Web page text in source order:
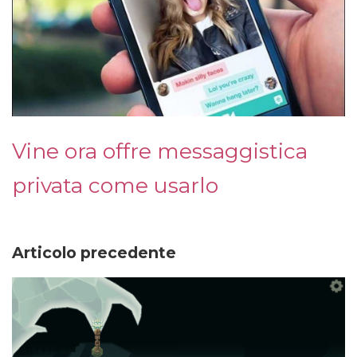
Vine ora offre messaggistica
privata come usarlo
Articolo precedente